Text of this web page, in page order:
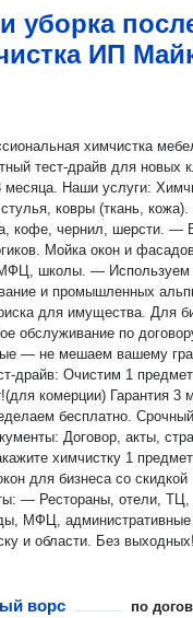
уборка
ИП
химчистка
тест-драйв для новых
Химчистка
ковры (ткань,
кофе, чернил, шерсти. —
—
школы. — Используем
и промышленных
имущества. Для бизнеса и
обслуживание по
— не мешаем вашему
Гарантия 3 месяца:
Срочный выезд:
МФЦ, административные
и области. Без выходных!
ворс по